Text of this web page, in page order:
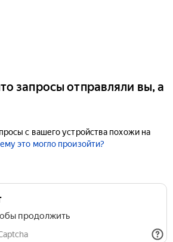
запросы отправляли вы, а
с вашего устройства похожи на
это могло произойти?
продолжить